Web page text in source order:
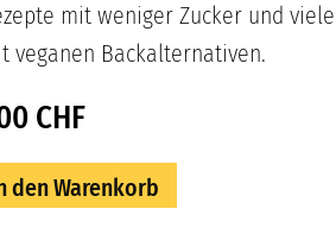
mit weniger Zucker und
veganen Backalternativen.
CHF
den Warenkorb